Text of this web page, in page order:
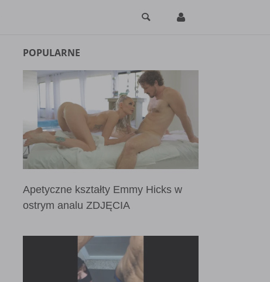
POPULARNE
Apetyczne kształty Emmy Hicks w
ostrym analu ZDJĘCIA